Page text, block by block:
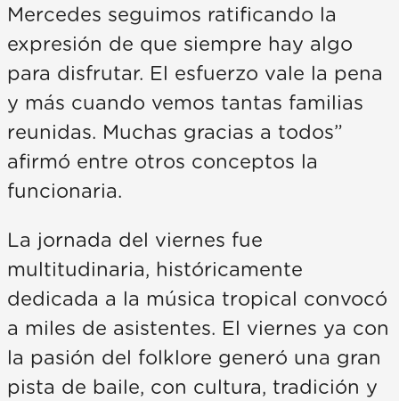
Mercedes seguimos ratificando la
expresión de que siempre hay algo
para disfrutar. El esfuerzo vale la pena
y más cuando vemos tantas familias
reunidas. Muchas gracias a todos”
afirmó entre otros conceptos la
funcionaria.
La jornada del viernes fue
multitudinaria, históricamente
dedicada a la música tropical convocó
a miles de asistentes. El viernes ya con
la pasión del folklore generó una gran
pista de baile, con cultura, tradición y